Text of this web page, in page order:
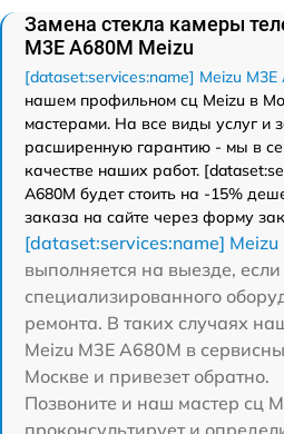
Замена стекла камеры
M3E A680M Meizu
[dataset:services:name] Meizu M3E
нашем профильном сц Meizu в
мастерами. На все виды услуг и
расширенную гарантию - мы в
качестве наших работ.
A680M будет стоить на -15%
заказа на сайте через форму
[dataset:services:name] Meizu
выполняется на выезде, если
специализированного
ремонта. В таких случаях
Meizu M3E A680M в
Москве и привезет обратно.
Позвоните и наш мастер сц
проконсультирует и